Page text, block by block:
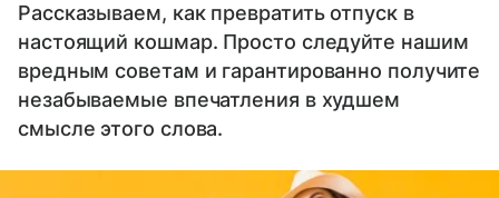
Рассказываем, как превратить отпуск в
настоящий кошмар. Просто следуйте нашим
вредным советам и гарантированно получите
незабываемые впечатления в худшем
смысле этого слова.